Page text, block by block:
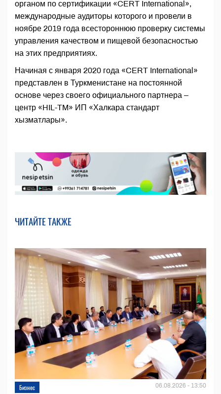
органом по сертификации «CERT International»,
международные аудиторы которого и провели в
ноябре 2019 года всестороннюю проверку системы
управления качеством и пищевой безопасностью
на этих предприятиях.
Начиная с января 2020 года «CERT International»
представлен в Туркменистане на постоянной
основе через своего официального партнера –
центр «HIL-TM» ИП «Халкара стандарт
хызматлары».
ЧИТАЙТЕ ТАКЖЕ
Бизнес 06.08.2026 - 13:50